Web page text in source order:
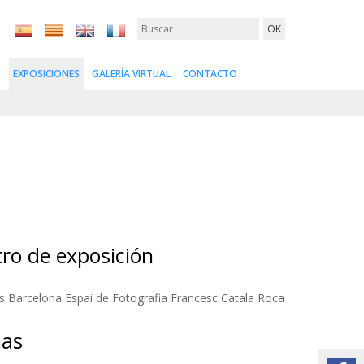
EXPOSICIONES GALERÍA VIRTUAL CONTACTO
de exposición
Barcelona Espai de Fotografia Francesc Catala Roca